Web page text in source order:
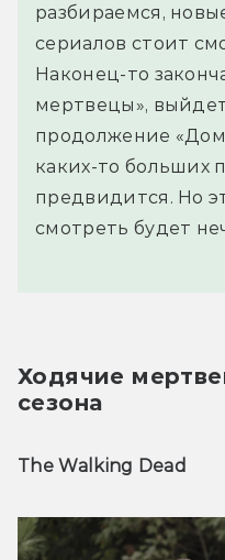
разбираемся,
сериалов стоит
Наконец-то
мертвецы»,
продолжение
каких-то больших
предвидится. Но
смотреть будет
Ходячие
сезона
The Walking Dead